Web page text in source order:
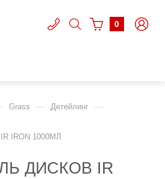
0
Grass — Детейлинг —
IRON 1000МЛ
ДИСКОВ IR